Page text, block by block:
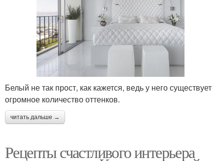
Белый не так прост, как кажется, ведь у него существует
огромное количество оттенков.
читать дальше →
Рецепты счастливого интерьера